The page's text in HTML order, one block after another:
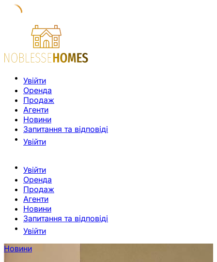
Увійти
Оренда
Продаж
Агенти
Новини
Запитання та відповіді
Увійти
Увійти
Оренда
Продаж
Агенти
Новини
Запитання та відповіді
Увійти
Новини